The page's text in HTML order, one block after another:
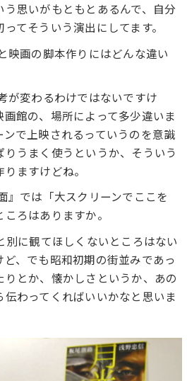
思いがもともとあるんで、自分
てそういう演出にしてます。
映画の脚本作りにはどんな違い
が変わるわけではないですけ
館の、場所によって多少違いま
で上映されるっていうのを意識
りうまく使うというか、そういう
ますけどね。
』では「大スクリーンでここを
ろはありますか。
別に観てほしくないところはない
、でも昭和初期の街並みであっ
とか、懐かしさというか、あの
わってくればいいかなと思いま